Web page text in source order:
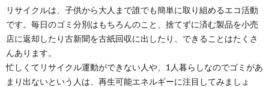
リサイクルは、子供から大人まで誰でも簡単に取り組めるエコ活動
です。毎日のゴミ分別はもちろんのこと、捨てずに済む製品を小売
店に返却したり古新聞を古紙回収に出したり、できることはたくさ
んあります。
忙しくてリサイクル運動ができない人や、1人暮らしなのでゴミがあ
まり出ないという人は、再生可能エネルギーに注目してみましょ